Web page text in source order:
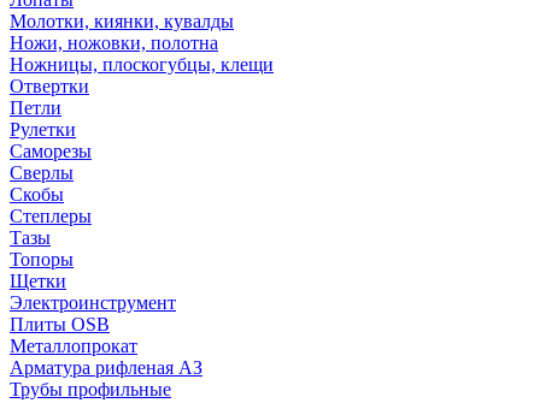
Молотки, киянки, кувалды
Ножи, ножовки, полотна
Ножницы, плоскогубцы, клещи
Отвертки
Петли
Рулетки
Саморезы
Сверлы
Скобы
Степлеры
Тазы
Топоры
Щетки
Электроинструмент
Плиты OSB
Металлопрокат
Арматура рифленая АЗ
Трубы профильные